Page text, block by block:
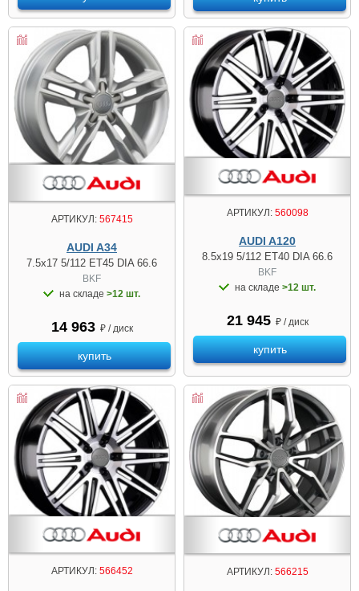
АРТИКУЛ:567415
AUDI A34
7.5x17 5/112 ET45 DIA 66.6
BKF
на складе >12 шт.
14 963 ₽ / диск
купить
АРТИКУЛ:560098
AUDI A120
8.5x19 5/112 ET40 DIA 66.6
BKF
на складе >12 шт.
21 945 ₽ / диск
купить
АРТИКУЛ:566452 АРТИКУЛ:566215